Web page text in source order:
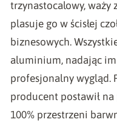
trzynastocalowy, waży
plasuje go w ścisłej
biznesowych.
aluminium, nadając
profesjonalny wygląd.
producent postawił
100% przestrzeni